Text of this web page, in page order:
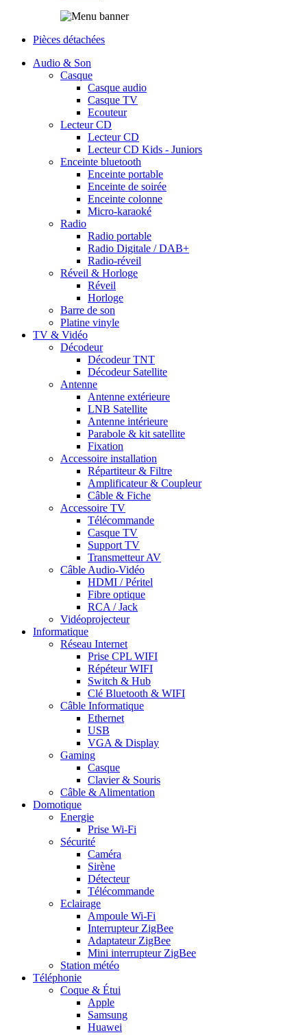
Pièces détachées
Audio & Son
Casque
Casque audio
Casque TV
Ecouteur
Lecteur CD
Lecteur CD
Lecteur CD Kids - Juniors
Enceinte bluetooth
Enceinte portable
Enceinte de soirée
Enceinte colonne
Micro-karaoké
Radio
Radio portable
Radio Digitale / DAB+
Radio-réveil
Réveil & Horloge
Réveil
Horloge
Barre de son
Platine vinyle
TV & Vidéo
Décodeur
Décodeur TNT
Décodeur Satellite
Antenne
Antenne extérieure
LNB Satellite
Antenne intérieure
Parabole & kit satellite
Fixation
Accessoire installation
Répartiteur & Filtre
Amplificateur & Coupleur
Câble & Fiche
Accessoire TV
Télécommande
Casque TV
Support TV
Transmetteur AV
Câble Audio-Vidéo
HDMI / Péritel
Fibre optique
RCA / Jack
Vidéoprojecteur
Informatique
Réseau Internet
Prise CPL WIFI
Répéteur WIFI
Switch & Hub
Clé Bluetooth & WIFI
Câble Informatique
Ethernet
USB
VGA & Display
Gaming
Casque
Clavier & Souris
Câble & Alimentation
Domotique
Energie
Prise Wi-Fi
Sécurité
Caméra
Sirène
Détecteur
Télécommande
Eclairage
Ampoule Wi-Fi
Interrupteur ZigBee
Adaptateur ZigBee
Mini interrupteur ZigBee
Station météo
Téléphonie
Coque & Étui
Apple
Samsung
Huawei